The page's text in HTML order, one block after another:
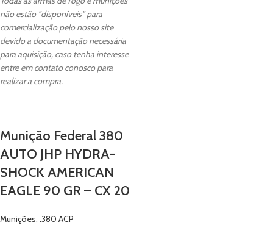
não estão "disponíveis" para
comercialização pelo nosso site
devido a documentação necessária
para aquisição, caso tenha interesse
entre em contato conosco para
realizar a compra.
Munição Federal 380
AUTO JHP HYDRA-
SHOCK AMERICAN
EAGLE 90 GR – CX 20
Munições .380 ACP